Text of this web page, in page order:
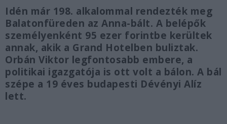
Idén már 198. alkalommal rendezték meg
Balatonfüreden az Anna-bált. A belépők
személyenként 95 ezer forintbe kerültek
annak, akik a Grand Hotelben buliztak.
Orbán Viktor legfontosabb embere, a
politikai igazgatója is ott volt a bálon. A bál
szépe a 19 éves budapesti Dévényi Alíz
lett.